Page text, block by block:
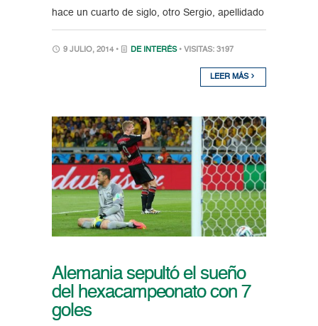
hace un cuarto de siglo, otro Sergio, apellidado
9 JULIO, 2014 • DE INTERÉS • VISITAS: 3197
LEER MÁS
Alemania sepultó el sueño
del hexacampeonato con 7
goles